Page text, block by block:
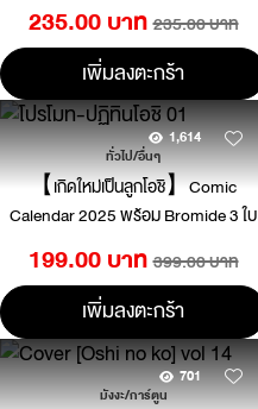
235.00 บาท 235.00 บาท
เพิ่มลงตะกร้า
1,614
ทั่วไป/อื่นๆ
【เกิดใหม่เป็นลูกโอชิ】Comic
Calendar 2025 พร้อม Bromide 3 ใบ
199.00 บาท 399.00 บาท
เพิ่มลงตะกร้า
701
มังงะ/การ์ตูน